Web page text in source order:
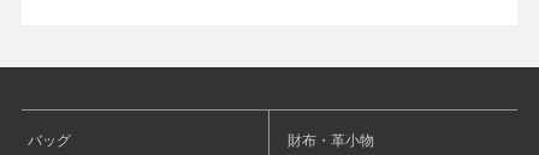
バッグ 財布・革小物